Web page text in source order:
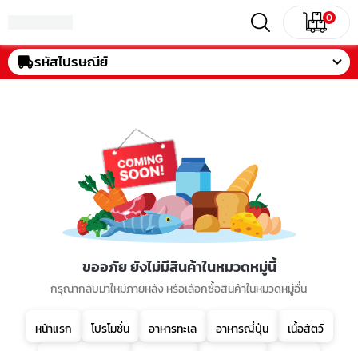
0
รหัสไปรษณีย์
ขออภัย ยังไม่มีสินค้าในหมวดหมู่นี้
กรุณากลับมาใหม่ภายหลัง หรือเลือกซื้อสินค้าในหมวดหมู่อื่น
หน้าแรก โปรโมชั่น อาหารทะเล อาหารญี่ปุ่น
เนื้อสัตว์